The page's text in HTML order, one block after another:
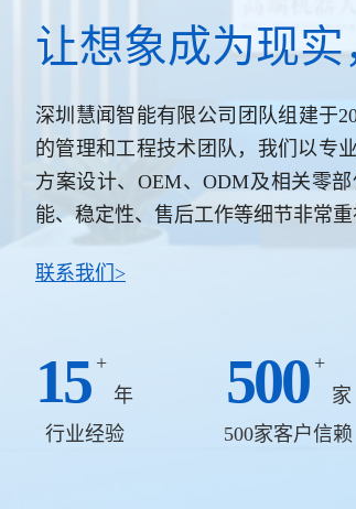
让想象成为现
深圳慧闻智能有限公司团队组建于
的管理和工程技术团队，我们以专
方案设计、OEM、ODM及相关零
能、稳定性、售后工作等细节非常
联系我们>
15 +
年
行业经验
500 +
家
500家客户信赖